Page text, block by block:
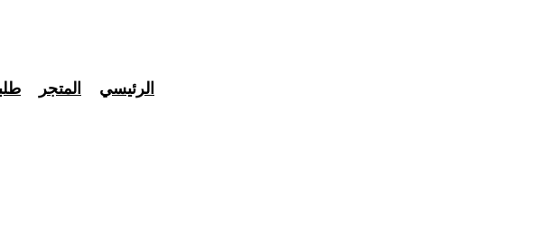
الرئيسي المتجر